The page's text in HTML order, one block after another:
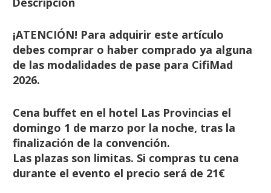
¡ATENCIÓN! Para adquirir este artículo
debes comprar o haber comprado ya alguna
de las modalidades de pase para CifiMad
2026.
Cena buffet en el hotel Las Provincias el
domingo 1 de marzo por la noche, tras la
finalización de la convención.
Las plazas son limitas. Si compras tu cena
durante el evento el precio será de 21€